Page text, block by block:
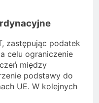
zastępując podatek
celu ograniczenie
między
podstawy do
UE. W kolejnych